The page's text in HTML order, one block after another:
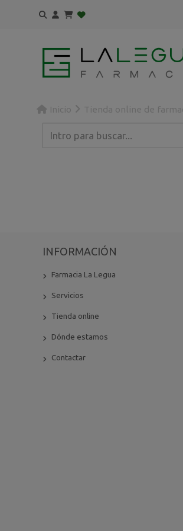
Inicio Tienda online de
INFORMACIÓN
Farmacia La Legua
Servicios
Tienda online
Dónde estamos
Contactar